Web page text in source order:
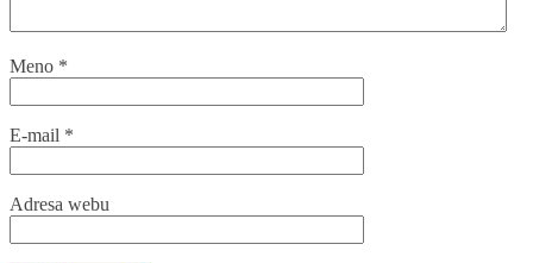
Meno *
E-mail *
Adresa webu